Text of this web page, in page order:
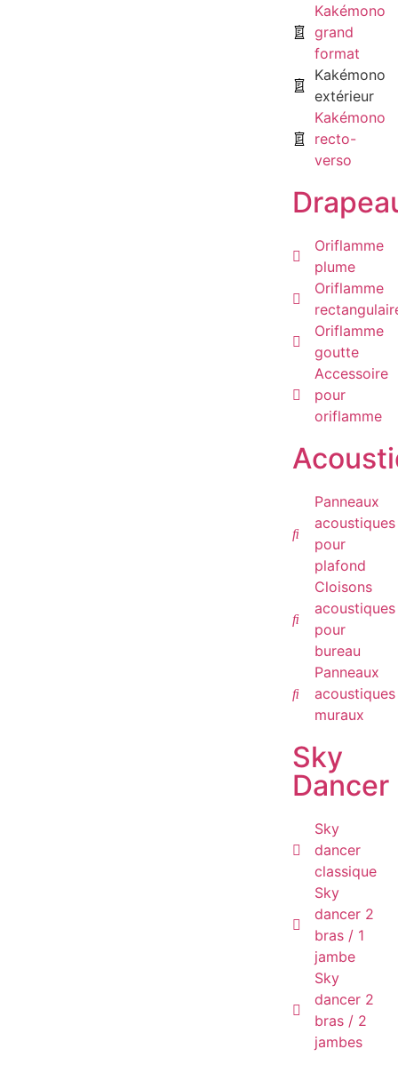
Kakémono
grand
format
Kakémono
extérieur
Kakémono
recto-
verso
Oriflamme
plume
Oriflamme
Oriflamme
goutte
Accessoire
pour
oriflamme
Panneaux
acoustiques
pour
plafond
Cloisons
acoustiques
pour
bureau
Panneaux
acoustiques
muraux
Sky
Dancer
Sky
dancer
classique
Sky
dancer 2
bras / 1
jambe
Sky
dancer 2
bras / 2
jambes